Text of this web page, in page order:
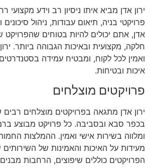
ירון אדן מביא איתו ניסיון רב וידע מקצועי
פרויקטי בניה, תיאום עבודות, ניהול סיכונים
אדן, אתם יכולים להיות בטוחים
חלקה, מקצועית ובאיכות הגבוהה ביותר.
ואמין לכל לקוח, ומבטיח עמידה
איכות ובטיחות.
פרויקטים מוצלחים
ירון אדן מתגאה בפרויקטים מוצלחים
בכפר סבא ובסביבה. כל פרויקט מבוצע
ומלווה בשירות אישי ואמין. ההמלצות
מעידות על האיכות והאמינות של השירותים
הפרויקטים כוללים שיפוצים, הרחבות